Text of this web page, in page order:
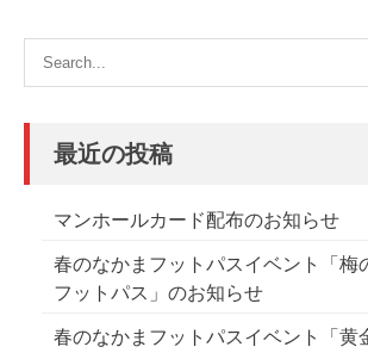
ナ
ビ
ー
シ
ョ
ン
最近の投稿
マンホールカード配布のお知らせ
春のなかまフットパスイベント「梅
フットパス」のお知らせ
春のなかまフットパスイベント「黄